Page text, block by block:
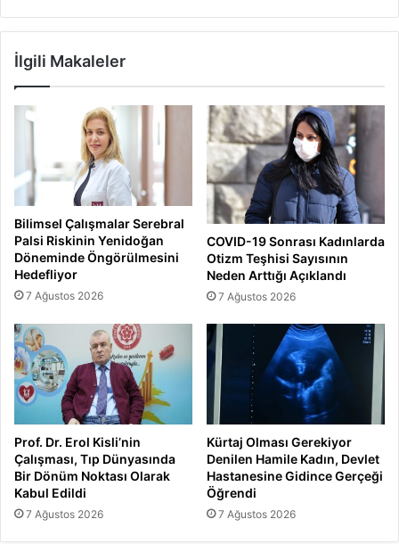
İlgili Makaleler
Bilimsel Çalışmalar Serebral
Palsi Riskinin Yenidoğan
Döneminde Öngörülmesini
Hedefliyor
7 Ağustos 2026
COVID-19 Sonrası Kadınlarda
Otizm Teşhisi Sayısının
Neden Arttığı Açıklandı
7 Ağustos 2026
Prof. Dr. Erol Kisli’nin
Çalışması, Tıp Dünyasında
Bir Dönüm Noktası Olarak
Kabul Edildi
7 Ağustos 2026
Kürtaj Olması Gerekiyor
Denilen Hamile Kadın, Devlet
Hastanesine Gidince Gerçeği
Öğrendi
7 Ağustos 2026